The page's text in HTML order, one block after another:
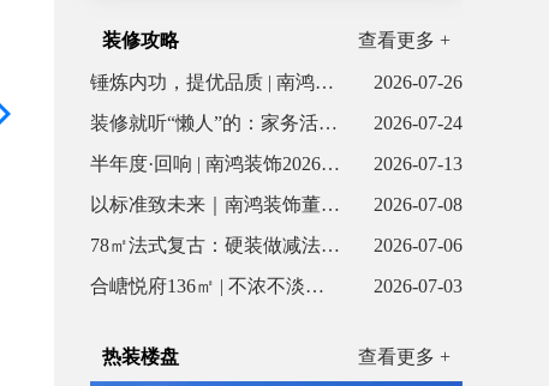
装修攻略 查看更多 +
锤炼内功，提优品质 | 南鸿装饰6月全体项目经理会议顺利召开
2026-07-26
装修就听“懒人”的：家务活少80%，幸福感直线上升！
2026-07-24
半年度·回响 | 南鸿装饰2026上半年案例合集
2026-07-13
以标准致未来｜南鸿装饰董事长出席中国全案定制家装节
2026-07-08
78㎡法式复古：硬装做减法，氛围做乘法
2026-07-06
合嵣悦府136㎡ | 不浓不淡，是刚刚好的温柔
2026-07-03
热装楼盘 查看更多 +